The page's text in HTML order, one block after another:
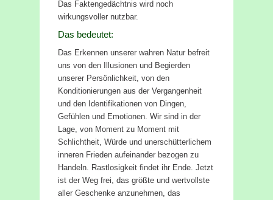
Das Faktengedächtnis wird noch
wirkungsvoller nutzbar.
Das bedeutet:
Das Erkennen unserer wahren Natur befreit
uns von den Illusionen und Begierden
unserer Persönlichkeit, von den
Konditionierungen aus der Vergangenheit
und den Identifikationen von Dingen,
Gefühlen und Emotionen. Wir sind in der
Lage, von Moment zu Moment mit
Schlichtheit, Würde und unerschütterlichem
inneren Frieden aufeinander bezogen zu
Handeln. Rastlosigkeit findet ihr Ende. Jetzt
ist der Weg frei, das größte und wertvollste
aller Geschenke anzunehmen, das